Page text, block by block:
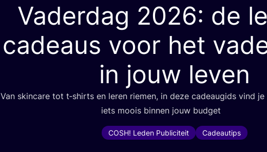
Vaderdag 2026: de
cadeaus voor het
in jouw leven
Van skin­ca­re tot t‑shirts en leren rie­men, in deze cade­au­gids vind
iets moois bin­nen jouw budget
COSH! Leden Publiciteit Cadeautips